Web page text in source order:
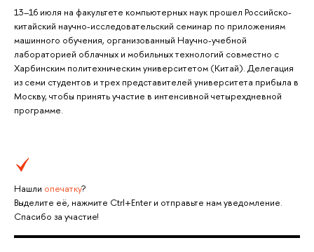
13–16 июля на факультете компьютерных наук прошел Российско-
китайский научно-исследовательский семинар по приложениям
машинного обучения, организованный Научно-учебной
лабораторией облачных и мобильных технологий совместно с
Харбинским политехническим университетом (Китай). Делегация
из семи студентов и трех представителей университета прибыла в
Москву, чтобы принять участие в интенсивной четырехдневной
программе.
Нашли опечатку?
Выделите её, нажмите Ctrl+Enter и отправьте нам уведомление.
Спасибо за участие!